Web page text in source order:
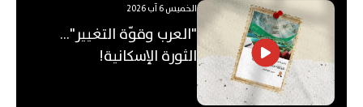
الخميس 6 آب 2026
"العرب وقوّة التغيير"...
الثورة الإسكانية!